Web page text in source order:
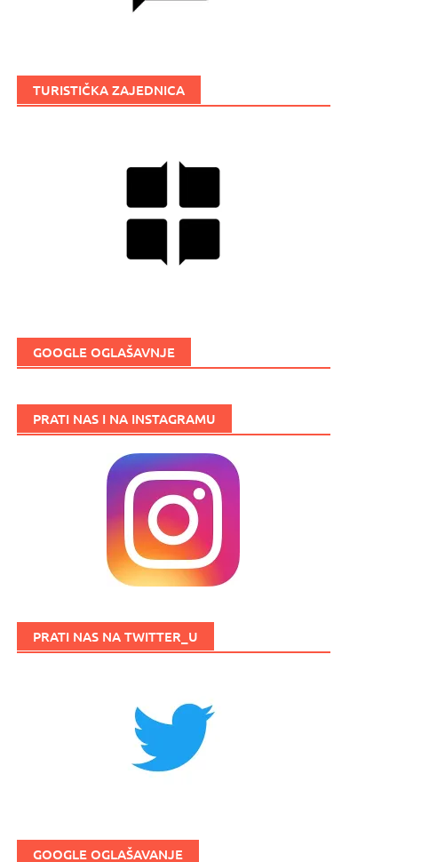
TURISTIČKA ZAJEDNICA
GOOGLE OGLAŠAVNJE
PRATI NAS I NA INSTAGRAMU
PRATI NAS NA TWITTER_U
GOOGLE OGLAŠAVANJE